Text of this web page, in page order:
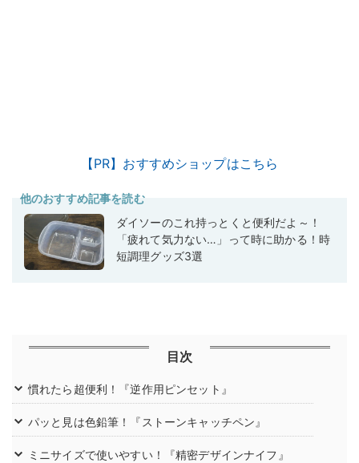
【PR】おすすめショップはこちら
他のおすすめ記事を読む
ダイソーのこれ持っとくと便利だよ～！
「疲れて気力ない…」って時に助かる！時
短調理グッズ3選
目次
慣れたら超便利！『逆作用ピンセット』
パッと見は色鉛筆！『ストーンキャッチペン』
ミニサイズで使いやすい！『精密デザインナイフ』